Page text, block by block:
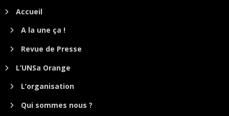
Accueil
A la une ça !
Revue de Presse
L’UNSa Orange
L’organisation
Qui sommes nous ?